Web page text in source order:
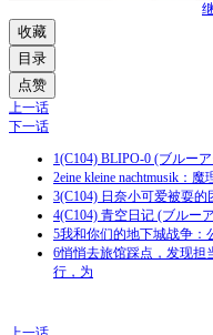
收藏
目录
点赞
上一话
下一话
1(C104) BLIPO-0 (ブルー
2eine kleine nachtmusik：魔
3(C104) 日奈小可爱被耍
4(C104) 青空日记 (ブルー
5我和你们的地下城战争：
6悄悄去旅馆踩点，发现担
行，为